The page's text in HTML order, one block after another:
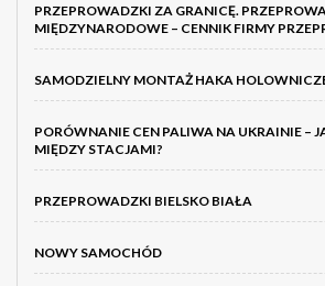
PRZEPROWADZKI ZA GRANICĘ.
MIĘDZYNARODOWE – CENNIK FIRMY
SAMODZIELNY MONTAŻ HAKA
PORÓWNANIE CEN PALIWA NA UKRAINIE –
MIĘDZY STACJAMI?
PRZEPROWADZKI BIELSKO BIAŁA
NOWY SAMOCHÓD